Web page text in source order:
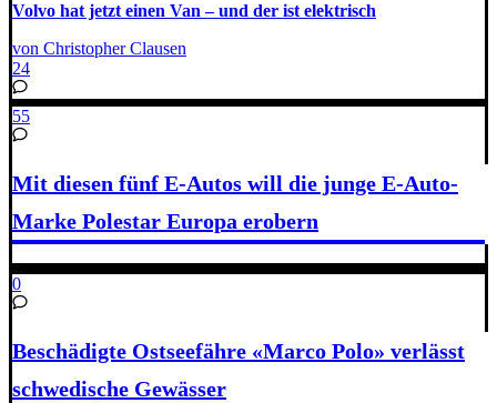
Volvo hat jetzt einen Van – und der ist elektrisch
von Christopher Clausen
24
55
Mit diesen fünf E-Autos will die junge E-Auto-
Marke Polestar Europa erobern
0
Beschädigte Ostseefähre «Marco Polo» verlässt
schwedische Gewässer